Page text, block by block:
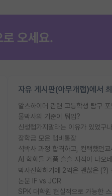
자유 게시판(아무개랩)에서
알츠하이머 관련 고등학생 탐구 포
물박사의 기준이 뭐임?
신생랩가지말라는 이유가 있었구나
장학금 모은 랩비통장
AI 학회들 거품 슬슬 지적이 나오
논문 IF vs JCR
SPK 대학원 현실적으로 가능한